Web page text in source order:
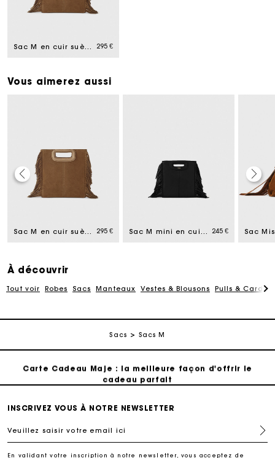
Sac M en cuir suède 295 €
Vous aimerez aussi
Sac M en cuir suède 295 € Sac M mini en cuir lisse 245 €
À découvrir
Tout voir Robes Sacs Manteaux Vestes & Blousons Pulls &
Sacs Sacs M
Carte Cadeau Maje : la meilleure façon d'offrir le
Livraison à domicile offerte sous 2 jours ouvrés
Paiement en plusieurs fois sans frais
Suivi de commande
Carte Cadeau Maje : la meilleure façon d'offrir le
cadeau parfait
Livraison à domicile offerte sous 2 jours ouvrés
INSCRIVEZ VOUS À NOTRE NEWSLETTER
Veuillez saisir votre email ici
En validant votre inscription à notre newsletter, vous acceptez de